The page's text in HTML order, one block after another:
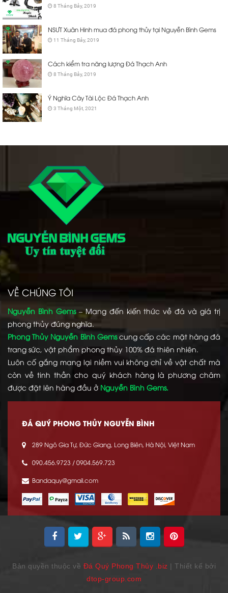
8 Tháng Bảy, 2019
NSƯT Xuân Hinh mua đá phong thủy tại Nguyễn Bình Gems
11 Tháng Bảy, 2019
Cách kiểm tra năng lượng Đá Thạch Anh
8 Tháng Bảy, 2019
Ý Nghĩa Cây Tài Lộc Đá Thạch Anh
3 Tháng Một, 2021
VỀ CHÚNG TÔI
Nguyễn Bình Gems– Mang đến kiến thức về đá và giá trị
phong thủy đúng nghĩa.
Phong Thủy Nguyễn Bình Gemscung cấp các mặt hàng đá
trang sức, vật phẩm phong thủy 100% đá thiên nhiên.
Luôn cố gắng mang lại niềm vui không chỉ về vật chất mà
còn về tinh thần cho quý khách hàng là phương châm
được đặt lên hàng đầu ở Nguyễn Bình Gems.
ĐÁ QUÝ PHONG THỦY NGUYỄN BÌNH
289 Ngô Gia Tự, Đức Giang, Long Biên, Hà Nội, Việt Nam
090.456.9723 / 0904.569.723
Bandaquy@gmail.com
Bản quyền thuộc về Đá Quý Phong Thủy .biz | Thiết kế bởi
dtop-group.com